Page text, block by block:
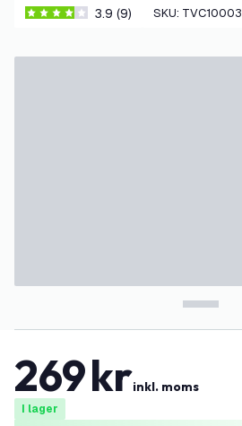
3.9 stjärnbetyg3.9 (9) SKU: TVC10003
269krinkl. moms
I lager